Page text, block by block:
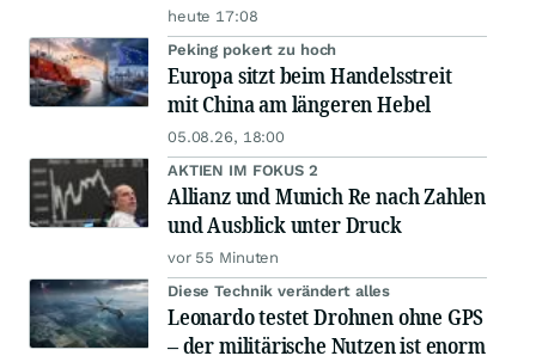
heute 17:08
Peking pokert zu hoch
Europa sitzt beim Handelsstreit
mit China am längeren Hebel
05.08.26, 18:00
AKTIEN IM FOKUS 2
Allianz und Munich Re nach Zahlen
und Ausblick unter Druck
vor 55 Minuten
Diese Technik verändert alles
Leonardo testet Drohnen ohne GPS
– der militärische Nutzen ist enorm